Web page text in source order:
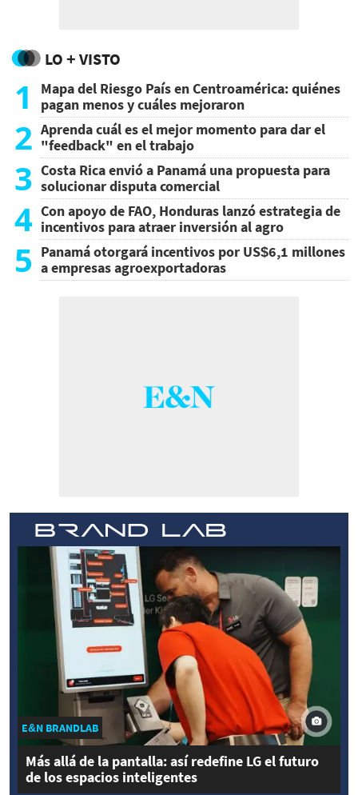
LO + VISTO
1
Mapa del Riesgo País en Centroamérica: quiénes
pagan menos y cuáles mejoraron
2 Aprenda cuál es el mejor momento para dar el
"feedback" en el trabajo
3 Costa Rica envió a Panamá una propuesta para
solucionar disputa comercial
4 Con apoyo de FAO, Honduras lanzó estrategia de
incentivos para atraer inversión al agro
5 Panamá otorgará incentivos por US$6,1 millones
a empresas agroexportadoras
E&N BRANDLAB
Más allá de la pantalla: así redefine LG el futuro
de los espacios inteligentes